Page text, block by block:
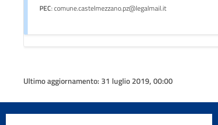
PEC: comune.castelmezzano.pz@legalmail.it
Ultimo aggiornamento: 31 luglio 2019, 00:00